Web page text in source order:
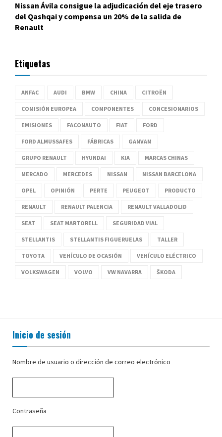
Nissan Ávila consigue la adjudicación del eje trasero
del Qashqai y compensa un 20% de la salida de
Renault
Etiquetas
ANFAC AUDI BMW CHINA CITROËN
COMISIÓN EUROPEA COMPONENTES CONCESIONARIOS
EMISIONES FACONAUTO FIAT FORD
FORD ALMUSSAFES FÁBRICAS GANVAM
GRUPO RENAULT HYUNDAI KIA MARCAS CHINAS
MERCADO MERCEDES NISSAN NISSAN BARCELONA
OPEL OPINIÓN PERTE PEUGEOT PRODUCTO
RENAULT RENAULT PALENCIA RENAULT VALLADOLID
SEAT SEAT MARTORELL SEGURIDAD VIAL
STELLANTIS STELLANTIS FIGUERUELAS TALLER
TOYOTA VEHÍCULO DE OCASIÓN VEHÍCULO ELÉCTRICO
VOLKSWAGEN VOLVO VW NAVARRA ŠKODA
Inicio de sesión
Nombre de usuario o dirección de correo electrónico
Contraseña